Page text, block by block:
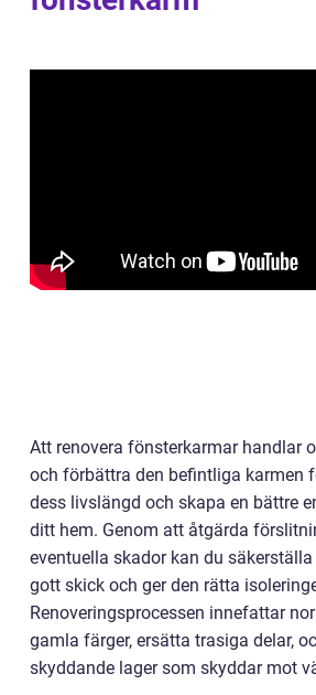
Att renovera fönsterkarmar handlar
och förbättra den befintliga karmen
dess livslängd och skapa en bättre
ditt hem. Genom att åtgärda
eventuella skador kan du
gott skick och ger den rätta
Renoveringsprocessen innefattar
gamla färger, ersätta trasiga delar,
skyddande lager som skyddar mot